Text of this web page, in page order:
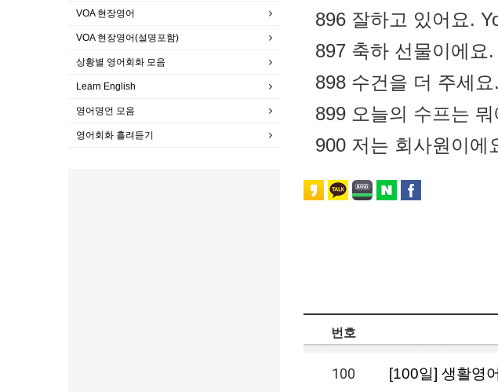
896 잘하고 있어요.
897 축하 선물이에요
898 수건을 더 주세
899 오늘의 수프는
900 저는 회사원이에
번호
100 [100일] 생활영
VOA 현장영어
VOA 현장영어(설명포함)
상황별 영어회화 모음
Learn English
영어명언 모음
영어회화 흘려듣기